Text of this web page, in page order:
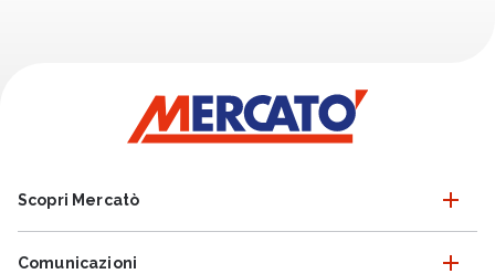
Scopri Mercatò
Comunicazioni